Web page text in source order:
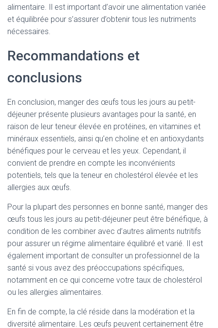
alimentaire. Il est important d’avoir une alimentation variée
et équilibrée pour s’assurer d’obtenir tous les nutriments
nécessaires.
Recommandations et
conclusions
En conclusion, manger des œufs tous les jours au petit-
déjeuner présente plusieurs avantages pour la santé, en
raison de leur teneur élevée en protéines, en vitamines et
minéraux essentiels, ainsi qu’en choline et en antioxydants
bénéfiques pour le cerveau et les yeux. Cependant, il
convient de prendre en compte les inconvénients
potentiels, tels que la teneur en cholestérol élevée et les
allergies aux œufs.
Pour la plupart des personnes en bonne santé, manger des
œufs tous les jours au petit-déjeuner peut être bénéfique, à
condition de les combiner avec d’autres aliments nutritifs
pour assurer un régime alimentaire équilibré et varié. Il est
également important de consulter un professionnel de la
santé si vous avez des préoccupations spécifiques,
notamment en ce qui concerne votre taux de cholestérol
ou les allergies alimentaires.
En fin de compte, la clé réside dans la modération et la
diversité alimentaire. Les œufs peuvent certainement être